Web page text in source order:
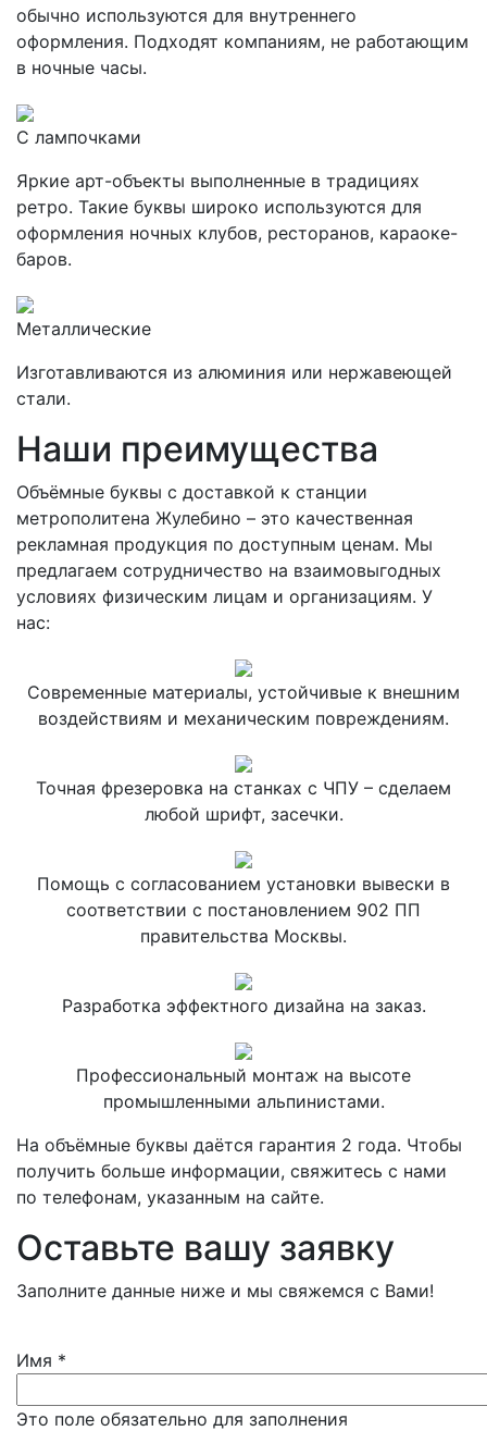
обычно используются для внутреннего
оформления. Подходят компаниям, не работающим
в ночные часы.
С лампочками
Яркие арт-объекты выполненные в традициях
ретро. Такие буквы широко используются для
оформления ночных клубов, ресторанов, караоке-
баров.
Металлические
Изготавливаются из алюминия или нержавеющей
стали.
Наши преимущества
Объёмные буквы с доставкой к станции
метрополитена Жулебино – это качественная
рекламная продукция по доступным ценам. Мы
предлагаем сотрудничество на взаимовыгодных
условиях физическим лицам и организациям. У
нас:
Современные материалы, устойчивые к внешним
воздействиям и механическим повреждениям.
Точная фрезеровка на станках с ЧПУ – сделаем
любой шрифт, засечки.
Помощь с согласованием установки вывески в
соответствии с постановлением 902 ПП
правительства Москвы.
Разработка эффектного дизайна на заказ.
Профессиональный монтаж на высоте
промышленными альпинистами.
На объёмные буквы даётся гарантия 2 года. Чтобы
получить больше информации, свяжитесь с нами
по телефонам, указанным на сайте.
Оставьте вашу заявку
Заполните данные ниже и мы свяжемся с Вами!
Имя *
Это поле обязательно для заполнения